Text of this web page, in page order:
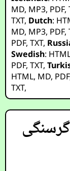
MD, MP3, PDF,
TXT, Dutch:
MD, MP3, PDF,
PDF,TXT,
Swedish:
PDF,TXT,
HTML, MD, PDF
TXT,